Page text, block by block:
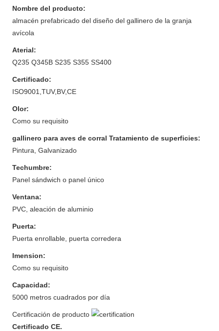
Nombre del producto:
almacén prefabricado del diseño del gallinero de la granja
avícola
Aterial:
Q235 Q345B S235 S355 SS400
Certificado:
ISO9001,TUV,BV,CE
Olor:
Como su requisito
gallinero para aves de corral Tratamiento de superficies:
Pintura, Galvanizado
Techumbre:
Panel sándwich o panel único
Ventana:
PVC, aleación de aluminio
Puerta:
Puerta enrollable, puerta corredera
Imension:
Como su requisito
Capacidad:
5000 metros cuadrados por día
Certificación de producto
Certificado CE.